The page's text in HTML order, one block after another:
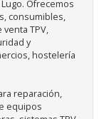
Ofrecemos
consumibles,
TPV,
y
hostelería
reparación,
equipos